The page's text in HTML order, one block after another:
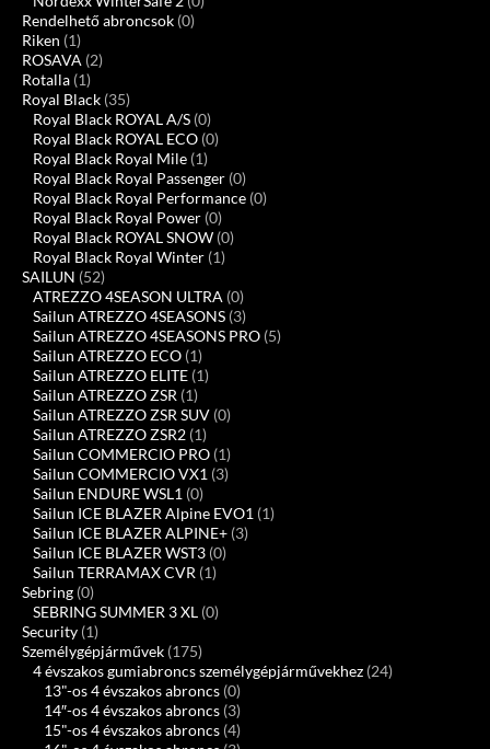
Rendelhető abroncsok (0)
Riken (1)
ROSAVA (2)
Rotalla (1)
Royal Black (35)
Royal Black ROYAL A/S (0)
Royal Black ROYAL ECO (0)
Royal Black Royal Mile (1)
Royal Black Royal Passenger (0)
Royal Black Royal Performance (0)
Royal Black Royal Power (0)
Royal Black ROYAL SNOW (0)
Royal Black Royal Winter (1)
SAILUN (52)
ATREZZO 4SEASON ULTRA (0)
Sailun ATREZZO 4SEASONS (3)
Sailun ATREZZO 4SEASONS PRO (5)
Sailun ATREZZO ECO (1)
Sailun ATREZZO ELITE (1)
Sailun ATREZZO ZSR (1)
Sailun ATREZZO ZSR SUV (0)
Sailun ATREZZO ZSR2 (1)
Sailun COMMERCIO PRO (1)
Sailun COMMERCIO VX1 (3)
Sailun ENDURE WSL1 (0)
Sailun ICE BLAZER Alpine EVO1 (1)
Sailun ICE BLAZER ALPINE+ (3)
Sailun ICE BLAZER WST3 (0)
Sailun TERRAMAX CVR (1)
Sebring (0)
SEBRING SUMMER 3 XL (0)
Security (1)
Személygépjárművek (175)
4 évszakos gumiabroncs személygépjárművekhez (24)
13"-os 4 évszakos abroncs (0)
14″-os 4 évszakos abroncs (3)
15"-os 4 évszakos abroncs (4)